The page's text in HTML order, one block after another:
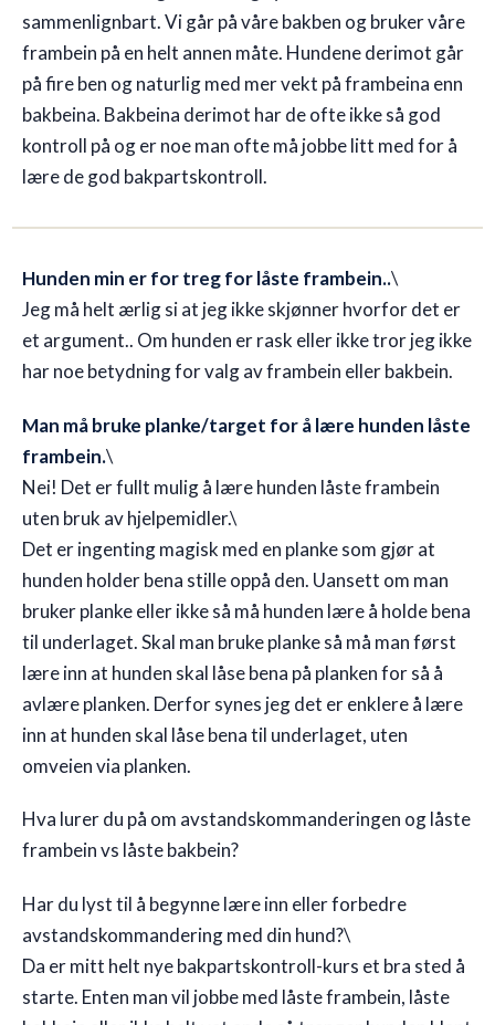
sammenlignbart. Vi går på våre bakben og bruker våre
frambein på en helt annen måte. Hundene derimot går
på fire ben og naturlig med mer vekt på frambeina enn
bakbeina. Bakbeina derimot har de ofte ikke så god
kontroll på og er noe man ofte må jobbe litt med for å
lære de god bakpartskontroll.
Hunden min er for treg for låste frambein..\
Jeg må helt ærlig si at jeg ikke skjønner hvorfor det er
et argument.. Om hunden er rask eller ikke tror jeg ikke
har noe betydning for valg av frambein eller bakbein.
Man må bruke planke/target for å lære hunden låste
frambein.\
Nei! Det er fullt mulig å lære hunden låste frambein
uten bruk av hjelpemidler.\
Det er ingenting magisk med en planke som gjør at
hunden holder bena stille oppå den. Uansett om man
bruker planke eller ikke så må hunden lære å holde bena
til underlaget. Skal man bruke planke så må man først
lære inn at hunden skal låse bena på planken for så å
avlære planken. Derfor synes jeg det er enklere å lære
inn at hunden skal låse bena til underlaget, uten
omveien via planken.
Hva lurer du på om avstandskommanderingen og låste
frambein vs låste bakbein?
Har du lyst til å begynne lære inn eller forbedre
avstandskommandering med din hund?\
Da er mitt helt nye bakpartskontroll-kurs et bra sted å
starte. Enten man vil jobbe med låste frambein, låste